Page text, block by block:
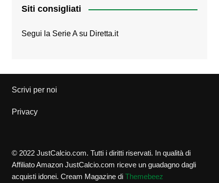
Siti consigliati
Segui la Serie A su Diretta.it
Scrivi per noi
Privacy
© 2022 JustCalcio.com. Tutti i diritti riservati. In qualità di
Affiliato Amazon JustCalcio.com riceve un guadagno dagli
acquisti idonei. Cream Magazine di Themebeez